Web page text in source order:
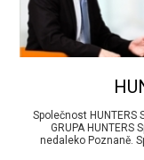
Společnost
GRUPA
nedaleko Poznaně.